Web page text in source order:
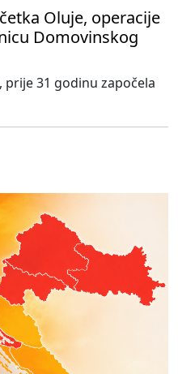
Oluje, operacije
Domovinskog
prije 31 godinu započela